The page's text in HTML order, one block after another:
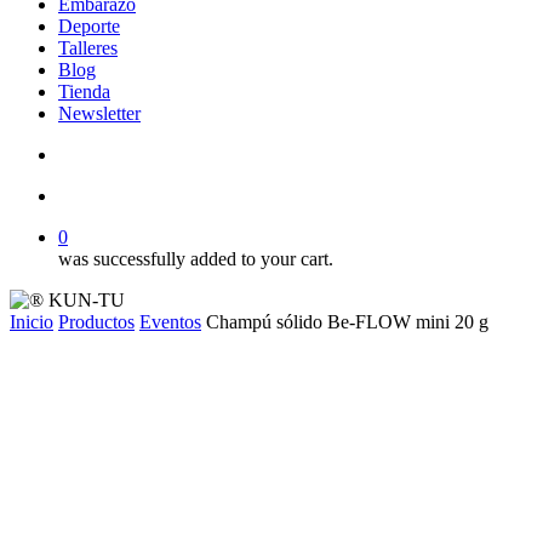
Embarazo
Deporte
Talleres
Blog
Tienda
Newsletter
0
was successfully added to your cart.
Inicio Productos Eventos Champú sólido Be-FLOW mini 20 g